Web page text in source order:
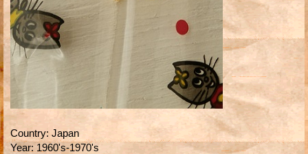
Country: Japan
Year: 1960's-1970's